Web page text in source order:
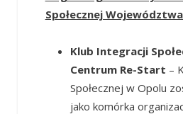
Społecznej
Klub Integracji
Centrum Re-Start –
Społecznej w Opolu
jako komórka